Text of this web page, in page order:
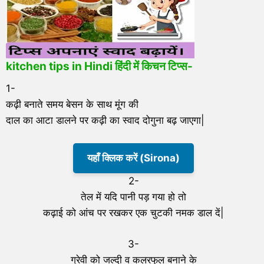
kitchen tips in Hindi हिंदी में किचन टिप्स-
1-
कढ़ी बनाते समय बेसन के साथ मूंग की
दाल का आटा डालने पर कढ़ी का स्वाद दोगुना बढ़ जाएगा|
यहाँ क्लिक करें (Sirona)
2-
तेल में यदि पानी पड़ गया हो तो
कढ़ाई को आंच पर रखकर एक चुटकी नमक डाल दें|
3-
ग्रेवी को जल्दी व कलरफुल बनाने के